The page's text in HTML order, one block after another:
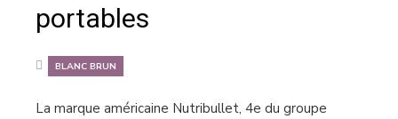
portables
BLANC BRUN
La marque américaine Nutribullet, 4e du groupe